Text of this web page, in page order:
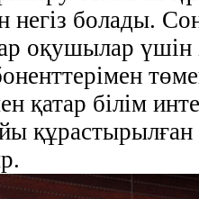
негіз болады.
оқушылар үшін
қатар білім
құрастырылған